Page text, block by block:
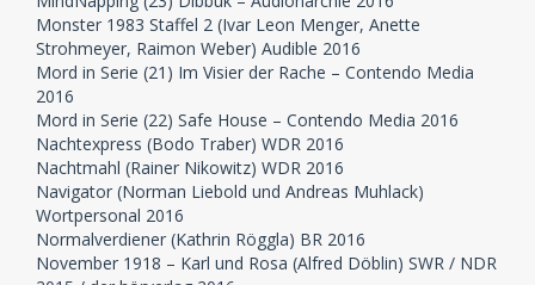
Monster 1983 Staffel 2 (Ivar Leon Menger, Anette
Strohmeyer, Raimon Weber) Audible 2016
Mord in Serie (21) Im Visier der Rache – Contendo Media
2016
Mord in Serie (22) Safe House – Contendo Media 2016
Nachtexpress (Bodo Traber) WDR 2016
Nachtmahl (Rainer Nikowitz) WDR 2016
Navigator (Norman Liebold und Andreas Muhlack)
Wortpersonal 2016
Normalverdiener (Kathrin Röggla) BR 2016
November 1918 – Karl und Rosa (Alfred Döblin) SWR / NDR